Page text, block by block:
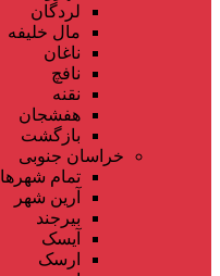
لردگان
مال خلیفه
ناغان
نافچ
نقنه
هفشجان
بازگشت
خراسان جنوبی
تمام شهر‌ها
آرین شهر
بیرجند
آیسک
ارسک